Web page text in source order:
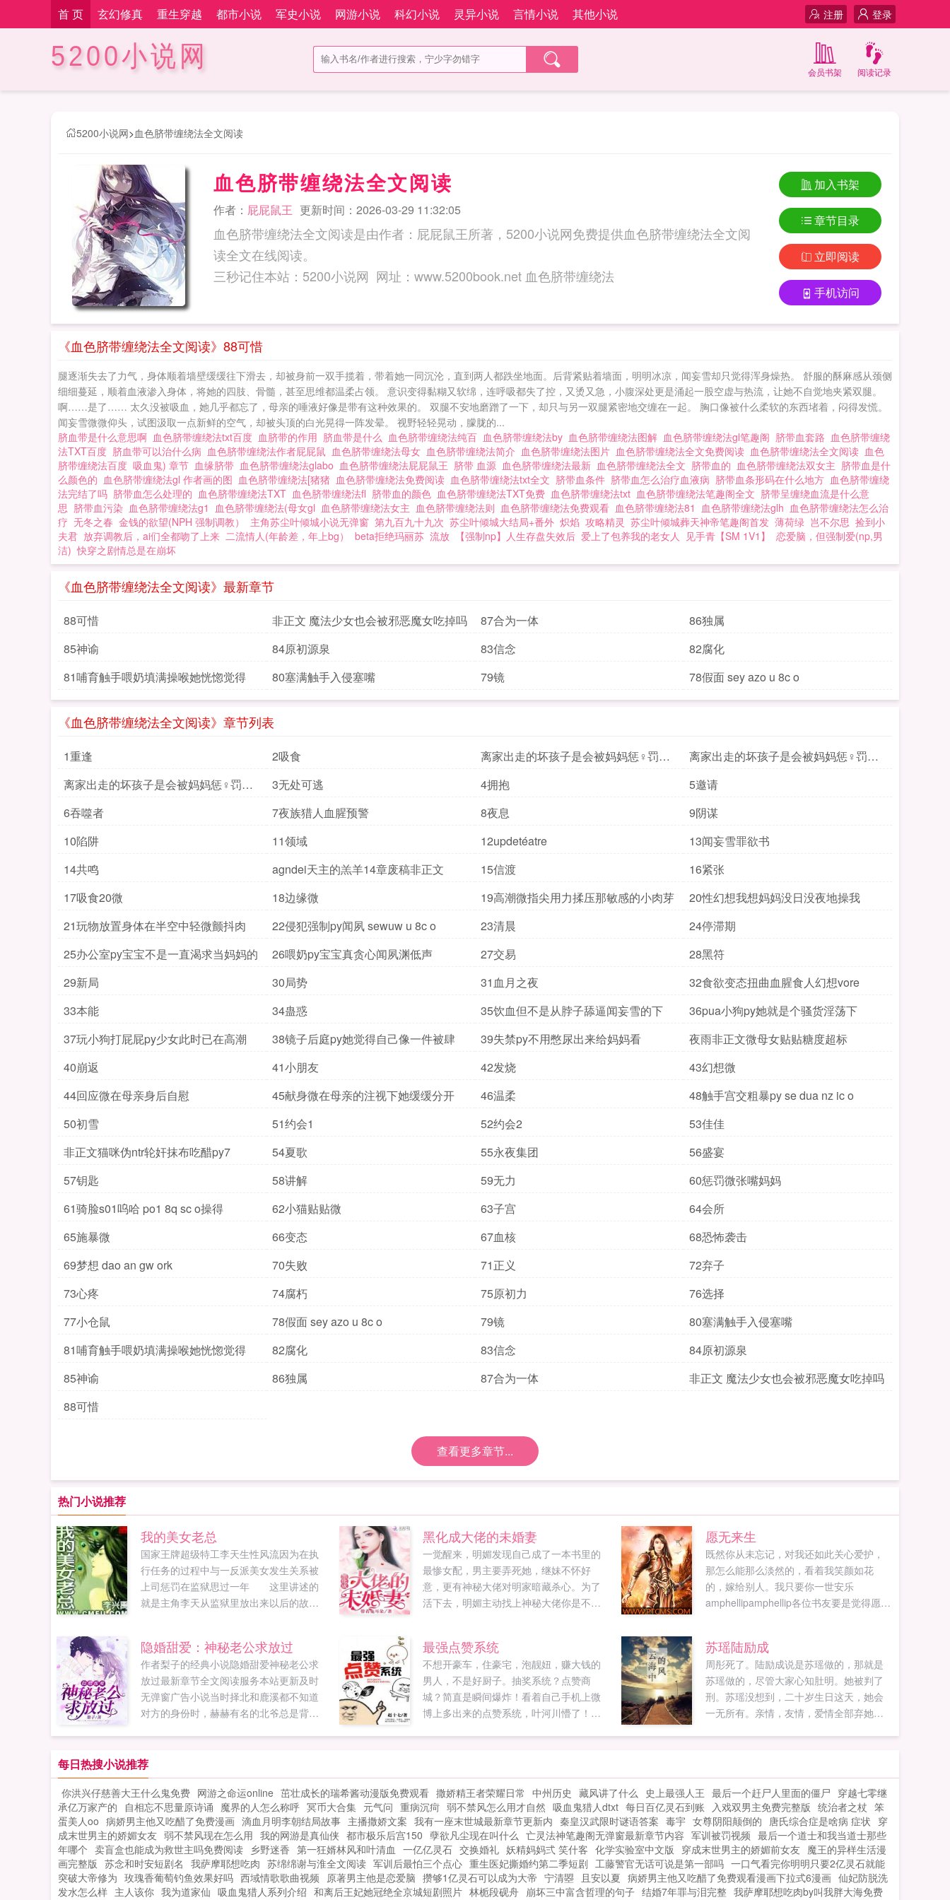
首 页 玄幻修真 重生穿越 都市小说 军史小说 网游小说 科幻小说 灵异小说 言情小说 其他小说 登录
注册
5200小说网 阅读记录
会员书架
5200小说网>血色脐带缠绕法全文阅读
血色脐带缠绕法全文阅读
作者： 屁屁鼠王 更新时间：2026-03-29 11:32:05
血色脐带缠绕法全文阅读是由作者：屁屁鼠王所著，5200小说网免费提供血色脐带缠绕法全文阅
读全文在线阅读。
三秒记住本站：5200小说网 网址：www.5200book.net 血色脐带缠绕法
加入书架
章节目录
立即阅读
手机访问
《血色脐带缠绕法全文阅读》88可惜
腿逐渐失去了力气，身体顺着墙壁缓缓往下滑去，却被身前一双手揽着，带着她一同沉沦，直到两人都跌坐地面。后背紧贴着墙面，明明冰凉，闻妄雪却只觉得浑身燥热。 舒服的酥麻感从颈侧
细细蔓延，顺着血液渗入身体，将她的四肢、骨髓，甚至思维都温柔占领。 意识变得黏糊又软绵，连呼吸都失了控，又烫又急，小腹深处更是涌起一股空虚与热流，让她不自觉地夹紧双腿。
啊……是了…… 太久没被吸血，她几乎都忘了，母亲的唾液好像是带有这种效果的。 双腿不安地磨蹭了一下，却只与另一双腿紧密地交缠在一起。 胸口像被什么柔软的东西堵着，闷得发慌。
闻妄雪微微仰头，试图汲取一点新鲜的空气，却被头顶的白光晃得一阵发晕。 视野轻轻晃动，朦胧的...
脐血带是什么意思啊 血色脐带缠绕法txt百度 血脐带的作用 脐血带是什么 血色脐带缠绕法纯百 血色脐带缠绕法by 血色脐带缠绕法图解 血色脐带缠绕法gl笔趣阁 脐带血套路 血色脐带缠绕
法TXT百度 脐血带可以治什么病 血色脐带缠绕法作者屁屁鼠 血色脐带缠绕法母女 血色脐带缠绕法简介 血色脐带缠绕法图片 血色脐带缠绕法全文免费阅读 血色脐带缠绕法全文阅读 血色
脐带缠绕法百度 吸血鬼) 章节 血缘脐带 血色脐带缠绕法glabo 血色脐带缠绕法屁屁鼠王 脐带 血源 血色脐带缠绕法最新 血色脐带缠绕法全文 脐带血的 血色脐带缠绕法双女主 脐带血是什
么颜色的 血色脐带缠绕法gl 作者画的图 血色脐带缠绕法[猪猪 血色脐带缠绕法免费阅读 血色脐带缠绕法txt全文 脐带血条件 脐带血怎么治疗血液病 脐带血条形码在什么地方 血色脐带缠绕
法完结了吗 脐带血怎么处理的 血色脐带缠绕法TXT 血色脐带缠绕法fl 脐带血的颜色 血色脐带缠绕法TXT免费 血色脐带缠绕法txt 血色脐带缠绕法笔趣阁全文 脐带呈缠绕血流是什么意
思 脐带血污染 血色脐带缠绕法g1 血色脐带缠绕法(母女gl 血色脐带缠绕法女主 血色脐带缠绕法则 血色脐带缠绕法免费观看 血色脐带缠绕法81 血色脐带缠绕法glh 血色脐带缠绕法怎么治
疗 无冬之春 金钱的欲望(NPH 强制调教） 主角苏尘叶倾城小说无弹窗 第九百九十九次 苏尘叶倾城大结局+番外 炽焰 攻略精灵 苏尘叶倾城葬天神帝笔趣阁首发 薄荷绿 岂不尔思 捡到小
夫君 放弃调教后，ai们全都吻了上来 二流情人(年龄差，年上bg） beta拒绝玛丽苏 流放 【强制np】人生存盘失效后 爱上了包养我的老女人 见手青【SM 1V1】
恋爱脑，但强制爱(np,男
洁) 快穿之剧情总是在崩坏
《血色脐带缠绕法全文阅读》最新章节
88可惜 非正文 魔法少女也会被邪恶魔女吃掉吗 87合为一体
86独属
85神谕
84原初源泉 83信念
82腐化
81哺育触手喂奶填满操喉她恍惚觉得
80塞满触手入侵塞嘴 79镜 78假面 sey azo u 8c o
《血色脐带缠绕法全文阅读》章节列表
1重逢 2吸食
离家出走的坏孩子是会被妈妈惩♀罚♀
的1
离家出走的坏孩子是会被妈妈惩♀罚♀
的2
离家出走的坏孩子是会被妈妈惩♀罚♀
的3
3无处可逃 4拥抱
5邀请
6吞噬者
7夜族猎人血腥预警 8夜息
9阴谋
10陷阱
11领域 12updetéatre
13闻妄雪罪欲书
14共鸣
agndei天主的羔羊14章废稿非正文 15信渡
16紧张
17吸食20微
18边缘微 19高潮微指尖用力揉压那敏感的小肉芽
20性幻想我想妈妈没日没夜地操我
21玩物放置身体在半空中轻微颤抖肉
22侵犯强制py闻夙 sewuw u 8c o 23清晨
24停滞期
25办公室py宝宝不是一直渴求当妈妈的
26喂奶py宝宝真贪心闻夙渊低声 27交易
28黑符
29新局
30局势 31血月之夜
32食欲变态扭曲血腥食人幻想vore
33本能
34蛊惑 35饮血但不是从脖子舔逼闻妄雪的下
36pua小狗py她就是个骚货淫荡下
37玩小狗打屁屁py少女此时已在高潮
38镜子后庭py她觉得自己像一件被肆 39失禁py不用憋尿出来给妈妈看
夜雨非正文微母女贴贴糖度超标
40崩返
41小朋友 42发烧
43幻想微
44回应微在母亲身后自慰
45献身微在母亲的注视下她缓缓分开 46温柔
48触手宫交粗暴py se dua nz ic o
50初雪
51约会1 52约会2
53佳佳
非正文猫咪伪ntr轮奸抹布吃醋py7
54夏歌 55永夜集团
56盛宴
57钥匙
58讲解 59无力
60惩罚微张嘴妈妈
61骑脸s01呜哈 po1 8q sc o操得
62小猫贴贴微 63子宫
64会所
65施暴微
66变态 67血核
68恐怖袭击
69梦想 dao an gw ork
70失败 71正义
72弃子
73心疼
74腐朽 75原初力
76选择
77小仓鼠
78假面 sey azo u 8c o 79镜
80塞满触手入侵塞嘴
81哺育触手喂奶填满操喉她恍惚觉得
82腐化 83信念
84原初源泉
85神谕
86独属 87合为一体
非正文 魔法少女也会被邪恶魔女吃掉吗
88可惜
查看更多章节...
热门小说推荐
我的美女老总
国家王牌超级特工李天生性风流因为在执
行任务的过程中与一反派美女发生关系被
上司惩罚在监狱思过一年 这里讲述的
就是主角李天从监狱里放出来以后的故
特工。 李天逐渐厌恶了这样的生活，
提出申请退出安全局后开始了自己平凡的
生活。一次醉酒使他夺去了一位美女的贞
操为此懊悔不已！ 应聘工作，公司的
经理居然是那名被自己夺去贞操的美女。
两人从敌对到...
黑化成大佬的未婚妻
一觉醒来，明媚发现自己成了一本书里的
最惨女配，男主要弄死她，继妹不怀好
意，更有神秘大佬对明家暗藏杀心。为了
活下去，明媚主动找上神秘大佬你是不是
人你有没有闻到什么烧焦的味道，那是我
的心在燃烧。众人冷笑，高冷的主子怎么
会看上你这艳俗的女人。秦爷面无表情别
让我看见你。众人一脸心知肚明，竟敢调
戏...
愿无来生
既然你从未忘记，对我还如此关心爱护，
那怎么能那么淡然的，看着我笑颜如花
的，嫁给别人。我只要你一世安乐
amphellipamphellip各位书友要是觉得愿无
无来生无弹窗愿无来生全文阅读各位书友
要是觉得愿无来生还不错的话请不要忘记
向您QQ群和微博里的朋友推荐哦！...
隐婚甜爱：神秘老公求放过
作者梨子的经典小说隐婚甜爱神秘老公求
放过最新章节全文阅读服务本站更新及时
无弹窗广告小说当时择北和鹿溪都不知道
对方的身份时，赫赫有名的北爷总是背后
书送来了，签了吧。她是谁？北爷一脸阴
沉。你媳妇。滚！时择北一把抓过离婚协
议书，撕得粉碎。转身就跪在鹿溪面前央
求，你再揍我一次，我们不离婚好不好？
情节虚构，请勿模仿...
最强点赞系统
不想开豪车，住豪宅，泡靓妞，赚大钱的
男人，不是好厨子。抽奖系统？点赞商
城？简直是瞬间爆炸！看着自己手机上微
博上多出来的点赞系统，叶河川懵了！谁
大？没关系，喝了我这碗‘要你漂漂汤’就好
了。叶大厨，你能治病不？能，当然能，
这都不是事儿！手机上的黄金轮盘转动
着，商城里的奇葩物品更新着，叶河川觉
得是时候开启自己璀璨耀眼的人生了。...
苏瑶陆励成
周彤死了。陆励成说是苏瑶做的，那就是
苏瑶做的，尽管大家心知肚明。她被判了
刑。苏瑶没想到，二十岁生日这天，她会
一无所有。亲情，友情，爱情全部弃她而
每日热搜小说推荐
你洪兴仔慈善大王什么鬼免费 网游之命运online 茁壮成长的瑞希酱动漫版免费观看 撒娇精王者荣耀日常 中州历史 藏风讲了什么 史上最强人王 最后一个赶尸人里面的僵尸 穿越七零继
承亿万家产的
自相忘不思量原诗诵 魔界的人怎么称呼 冥币大合集 元气问 重病沉疴 弱不禁风怎么用才自然 吸血鬼猎人dtxt 每日百亿灵石到账 入戏双男主免费完整版 统治者之杖 笨
蛋美人oo 病娇男主他又吃醋了免费漫画 滴血月明李朝结局故事 主播撒娇文案 我有一座末世城最新章节更新内 秦皇汉武限时谜语答案 毒宇 女尊阴阳颠倒的 唐氏综合症是啥病 症状 穿
成末世男主的娇媚女友 弱不禁风现在怎么用 我的网游是真仙侠 都市极乐后宫150 孽欲凡尘现在叫什么 亡灵法神笔趣阁无弹窗最新章节内容 军训被罚视频 最后一个道士和我当道士那些
年哪个 卖盲盒也能成为救世主吗免费阅读 乡野迷香 第一狂婿林风和叶清血 一亿亿灵石 交换婚礼 妖精妈妈弍 笑什客 化学实验室中文版 穿成末世男主的娇媚前女友 魔王的异样生活漫
画完整版 苏念和时安短剧名 我萨摩耶想吃肉 苏绵绵谢与淮全文阅读 军训后最怕三个点心 重生医妃撕婚约第二季短剧 工藤警官无话可说是第一部吗 一口气看完你明明只要2亿灵石就能
突破大帝修为 玫瑰香葡萄钓鱼效果好吗 西域情歌歌曲视频 原著男主他是恋爱脑 攒够1亿灵石可以成为大帝 宁清曌 且安以夏 病娇男主他又吃醋了免费观看漫画下拉式6漫画 仙妃防脱洗
发水怎么样 主人该你 我为道家仙 吸血鬼猎人系列介绍 和离后王妃她冠绝全京城短剧照片 林栀段砚舟 崩坏三中富含哲理的句子 结婚7年罪与泪完整 我萨摩耶想吃肉by叫我胖大海免费